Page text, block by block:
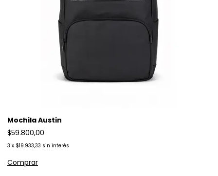
Mochila Austin
$59.800,00
3 x $19.933,33 sin interés